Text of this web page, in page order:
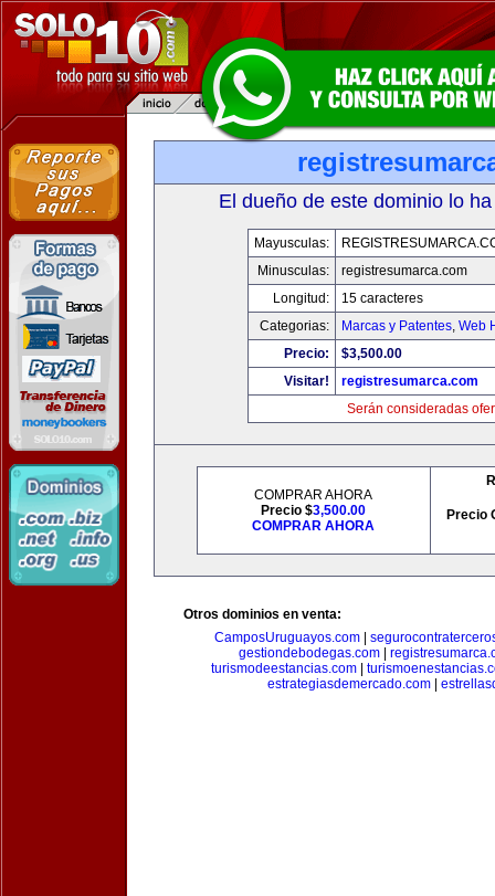
El dueño de este dominio lo
Mayusculas:
Minusculas:
registresumarca.com
Longitud:
15 caracteres
Categorias:
Marcas y Patentes, Web
Precio:
$3,500.00
Visitar!
registresumarca.com
Serán consideradas
COMPRAR AHORA
Precio $3,500.00
COMPRAR AHORA
Precio
Otros dominios en venta:
CamposUruguayos.com|
gestiondebodegas.com|
turismodeestancias.com
estrategiasdemercado.com